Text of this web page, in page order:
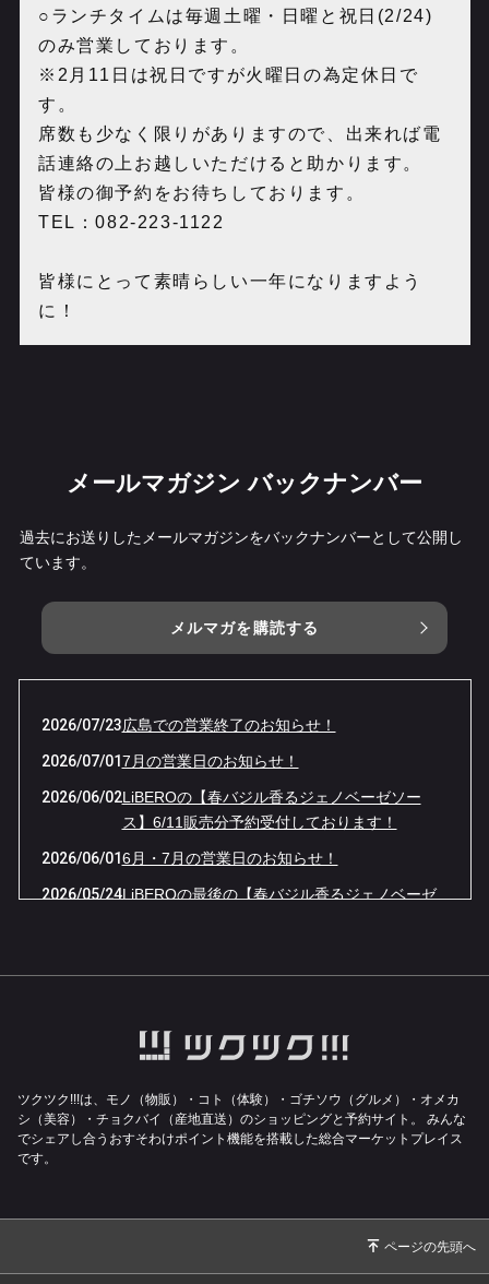
○ランチタイムは毎週土曜・日曜と祝日(2/24)
のみ営業しております。
※2月11日は祝日ですが火曜日の為定休日で
す。
席数も少なく限りがありますので、出来れば電
話連絡の上お越しいただけると助かります。
皆様の御予約をお待ちしております。
TEL：082-223-1122
皆様にとって素晴らしい一年になりますよう
に！
メールマガジン バックナンバー
過去にお送りしたメールマガジンをバックナンバーとして公開し
ています。
メルマガを購読する
2026/07/23広島での営業終了のお知らせ！
2026/07/017月の営業日のお知らせ！
2026/06/02LiBEROの【春バジル香るジェノベーゼソー
ス】6/11販売分予約受付しております！
2026/06/016月・7月の営業日のお知らせ！
2026/05/24LiBEROの最後の【春バジル香るジェノベーゼ
21周年感謝コースのお知らせ
3月・4月の営業日のお知らせ！
2026/02/042月・3月の営業日のお知らせ！
ツクツク!!!は、モノ（物販）・コト（体験）・ゴチソウ（グルメ）・オメカ
シ（美容）・チョクバイ（産地直送）のショッピングと予約サイト。
みんな
でシェアし合うおすそわけポイント機能を搭載した総合マーケットプレイス
です。